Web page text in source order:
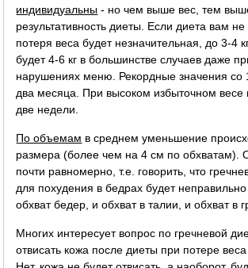
индивидуальны - но чем выше вес, тем
результативность диеты. Если диета вам не
потеря веса будет незначительная, до 3-4
будет 4-6 кг в большинстве случаев даже
нарушениях меню. Рекордные значения со
два месяца. При высоком избыточном весе
две недели.
По объемам в среднем уменьшение
размера (более чем на 4 см по обхватам).
почти равномерно, т.е. говорить, что
для похудения в бедрах будет
обхват бедер, и обхват в талии, и обхват в
Многих интересует вопрос по гречневой
отвисать кожа после диеты при потере